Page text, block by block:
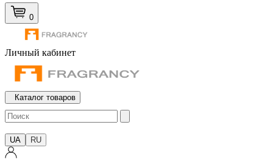
0
Личный кабинет
Каталог товаров
UA RU